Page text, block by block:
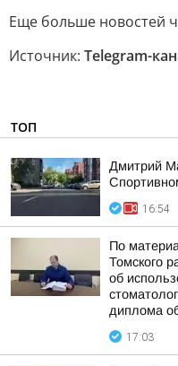
Еще больше новостей
Источник: Telegram-
ТОП
Дмитрий
16:54
По
Томского
об
диплома
17:03